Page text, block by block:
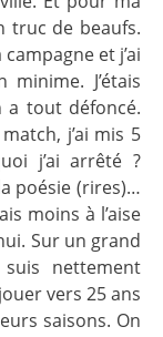
truc de beaufs.
et j’ai
J’étais
a tout défoncé.
j’ai mis 5
j’ai arrêté ?
poésie (rires)…
moins à l’aise
Sur un grand
nettement
vers 25 ans
saisons. On